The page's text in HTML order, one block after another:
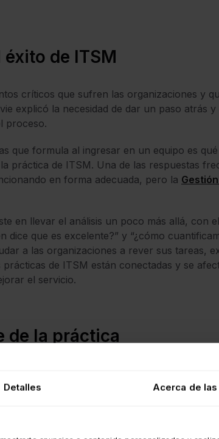
Detalles Acerca de
de ITSM
críticos que sufren las organizaciones y
explicó la necesidad de dar un paso atrás
proceso.
que formula al ingresar en un equipo es
práctica de ITSM. Una de las respuestas
en forma adecuada, pero la
en llevar el análisis un poco más allá, con
dice que es excelente?” y “¿cómo
a las organizaciones a rever sus tareas,
prácticas de ITSM están conectadas y se
el servicio.
de la práctica
las organizaciones aprendan de y en sus
un consultor. Porque cada empresa es
relación a una Gestión de Servicios exitosa.
resultados de su trabajo no se obtienen